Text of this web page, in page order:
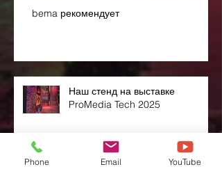
bema рекомендует
Наш стенд на выставке
ProMedia Tech 2025
Phone Email YouTube